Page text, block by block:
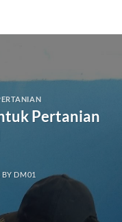
Pertanian
BY DM01